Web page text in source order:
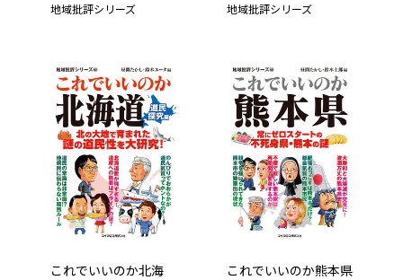
地域批評シリーズ 地域批評シリーズ
これでいいのか北海
これでいいのか熊本県